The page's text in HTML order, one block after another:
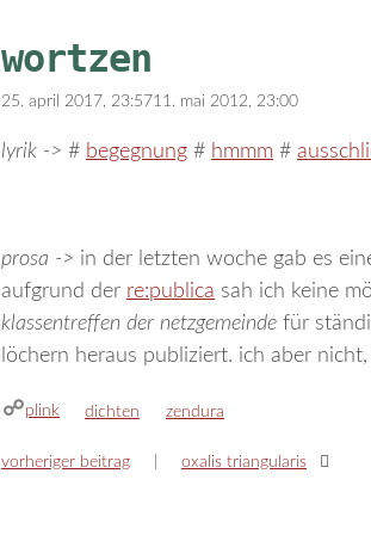
wortzen
25. april 2017, 23:5711. mai 2012, 23:00
lyrik -> # begegnung # hmmm #
prosa -> in der letzten woche gab es
aufgrund der re:publica sah ich keine
klassentreffen der netzgemeinde für
löchern heraus publiziert. ich aber
plink kategorien
dichten schlagwörter
zendura
vorheriger beitrag oxalis triangularis